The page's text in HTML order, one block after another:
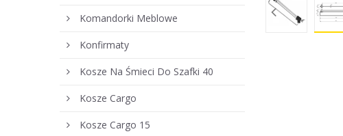
Komandorki Meblowe
Konfirmaty
Kosze Na Śmieci Do Szafki 40
Kosze Cargo
Kosze Cargo 15